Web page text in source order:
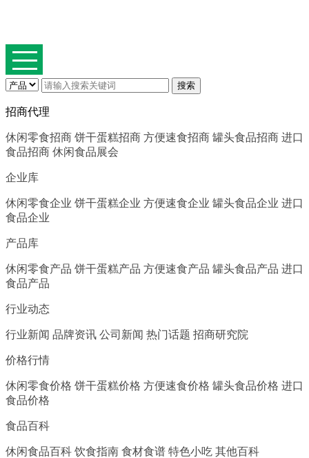
招商代理
休闲零食招商 饼干蛋糕招商 方便速食招商 罐头食品招商 进口
食品招商 休闲食品展会
企业库
休闲零食企业 饼干蛋糕企业 方便速食企业 罐头食品企业 进口
食品企业
产品库
休闲零食产品 饼干蛋糕产品 方便速食产品 罐头食品产品 进口
食品产品
行业动态
行业新闻 品牌资讯 公司新闻 热门话题 招商研究院
价格行情
休闲零食价格 饼干蛋糕价格 方便速食价格 罐头食品价格 进口
食品价格
食品百科
休闲食品百科 饮食指南 食材食谱 特色小吃 其他百科